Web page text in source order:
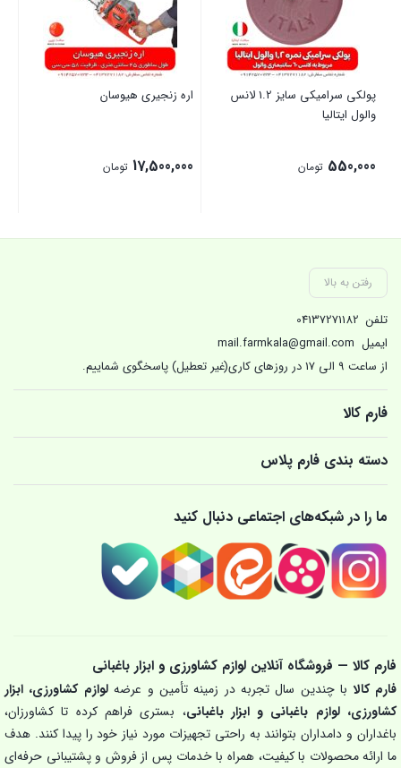
پولکی سرامیکی سایز 1.2 لانس
والول ایتالیا
550,000 تومان
اره زنجیری هیوسان
17,500,000 تومان
رفتن به بالا
تلفن 04137271182
ایمیل mail.farmkala@gmail.com
از ساعت 9 الی 17 در روزهای کاری(غیر تعطیل) پاسخگوی شماییم.
فارم کالا
دسته بندی فارم پلاس
ما را در شبکه‌های اجتماعی دنبال کنید
فارم کالا — فروشگاه آنلاین لوازم کشاورزی و ابزار باغبانی
فارم کالا با چندین سال تجربه در زمینه تأمین و عرضهلوازم کشاورزی، ابزار
کشاورزی، لوازم باغبانی و ابزار باغبانی، بستری فراهم کرده تا کشاورزان،
باغداران و دامداران بتوانند به راحتی تجهیزات مورد نیاز خود را پیدا کنند. هدف
ما ارائه محصولات با کیفیت، همراه با خدمات پس از فروش و پشتیبانی حرفه‌ای